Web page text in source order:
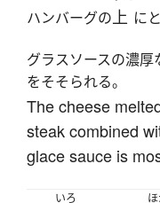
ハンバーグの上 に
グラスソースの濃厚
をそそられる。
The cheese
steak combined
glace sauce is
いろ